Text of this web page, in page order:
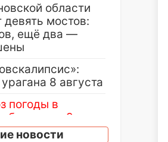
области
мостов:
ещё два —
8 августа
погоды в
на 9
новости